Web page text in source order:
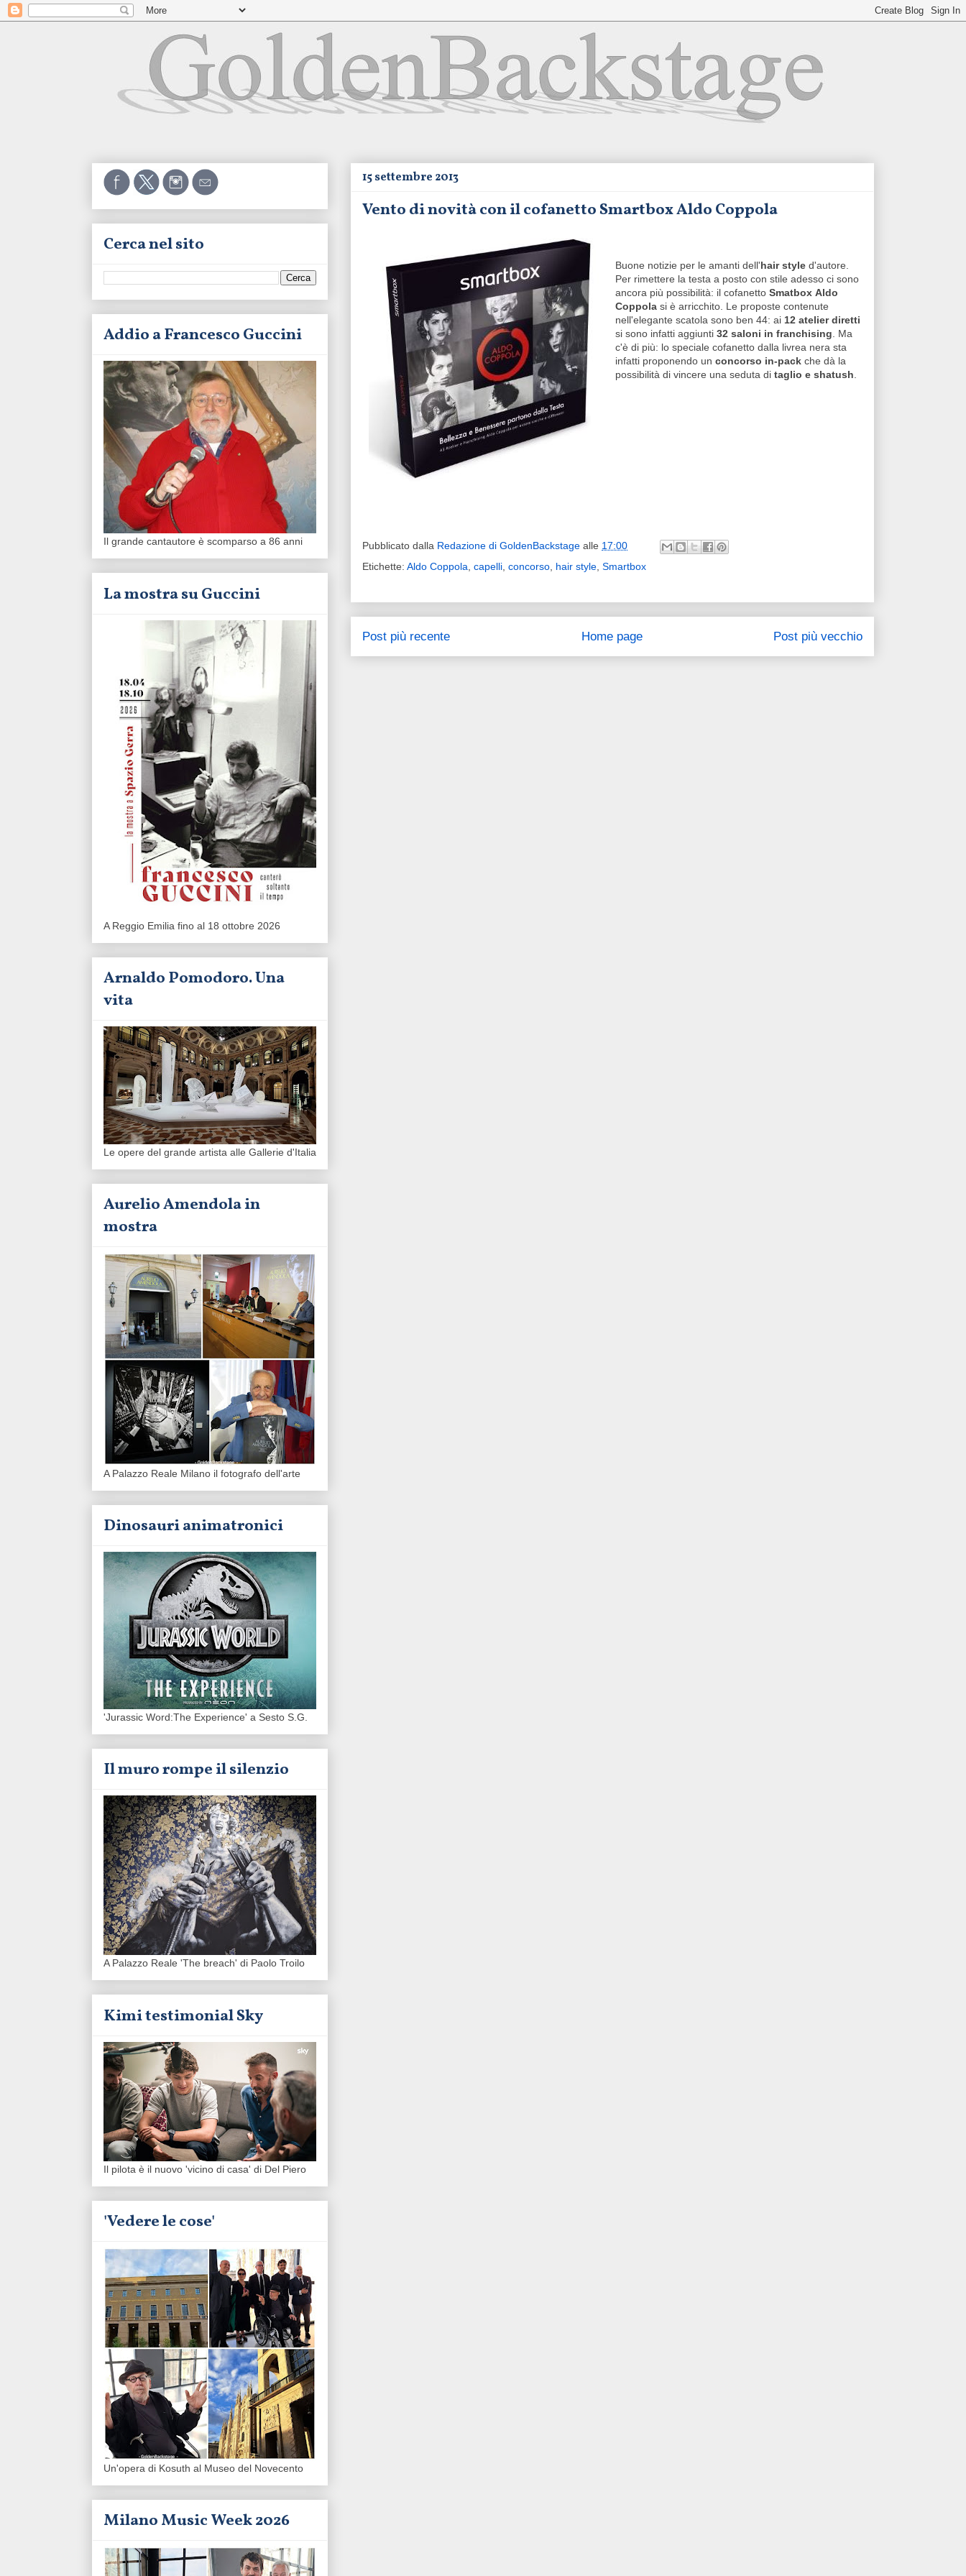
15 settembre 2013
Vento di novità con il cofanetto Smartbox Aldo Coppola
Buone notizie per le amanti dell'hair style d'autore.
Per rimettere la testa a posto con stile adesso ci sono
ancora più possibilità: il cofanetto Smatbox Aldo
Coppola si è arricchito. Le proposte contenute
nell'elegante scatola sono ben 44: ai 12 atelier diretti
si sono infatti aggiunti 32 saloni in franchising . Ma
c'è di più: lo speciale cofanetto dalla livrea nera sta
infatti proponendo un concorso in-pack che dà la
possibilità di vincere una seduta di taglio e shatush
Pubblicato dalla Redazione di GoldenBackstage alle 17:00
Etichette: Aldo Coppola capelli concorso hair style Smartbox
Post più recente Post più vecchio
Home page
Cerca nel sito
Addio a Francesco Guccini
Il grande cantautore è scomparso a 86 anni
La mostra su Guccini
A Reggio Emilia fino al 18 ottobre 2026
Arnaldo Pomodoro. Una
vita
Le opere del grande artista alle Gallerie d'Italia
Aurelio Amendola in
mostra
A Palazzo Reale Milano il fotografo dell'arte
Dinosauri animatronici
'Jurassic Word:The Experience' a Sesto S.G.
Il muro rompe il silenzio
A Palazzo Reale 'The breach' di Paolo Troilo
Kimi testimonial Sky
Il pilota è il nuovo 'vicino di casa' di Del Piero
'Vedere le cose'
Un'opera di Kosuth al Museo del Novecento
Milano Music Week 2026